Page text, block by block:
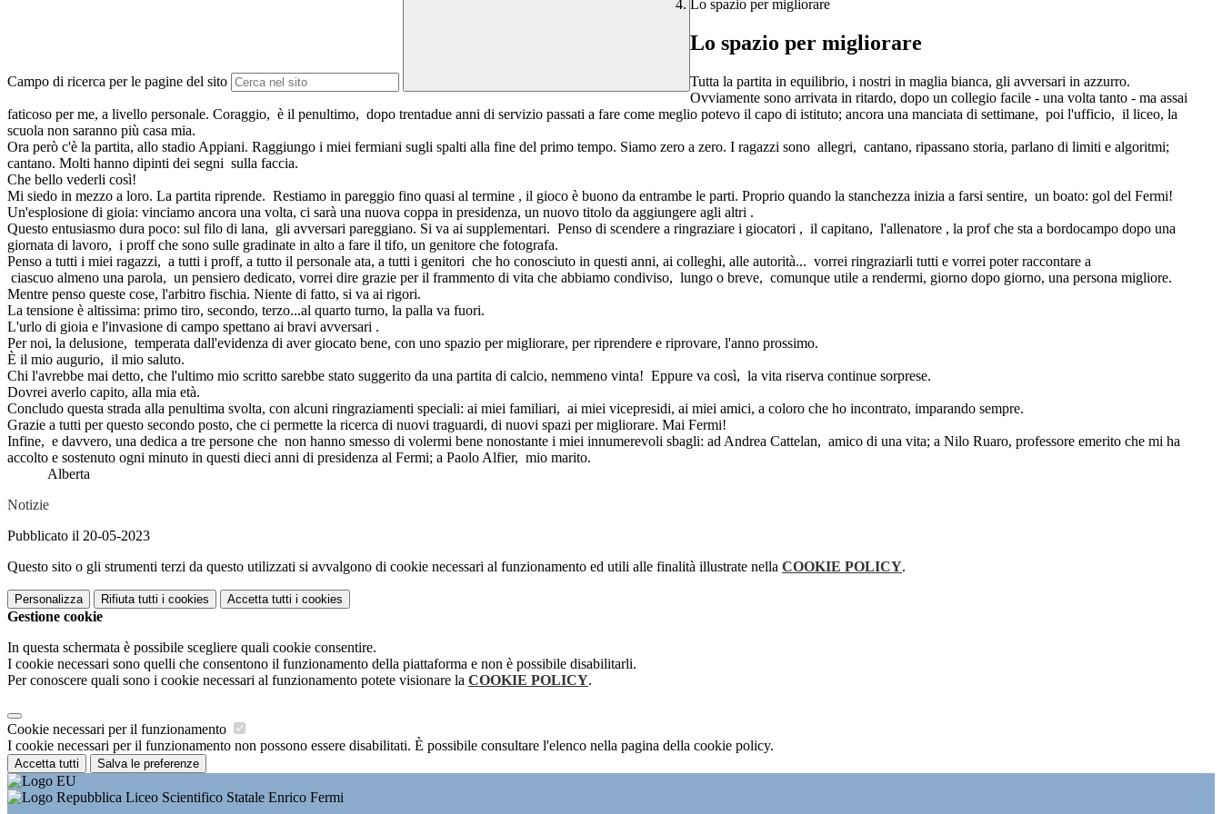
Campo di ricerca per le pagine del sito
Lo spazio per migliorare
Lo spazio per migliorare
Tutta la partita in equilibrio, i nostri in maglia bianca, gli avversari in azzurro.
Ovviamente sono arrivata in ritardo, dopo un collegio facile - una volta tanto - ma assai
faticoso per me, a livello personale. Coraggio, è il penultimo, dopo trentadue anni di servizio passati a fare come meglio potevo il capo di istituto; ancora una manciata di settimane, poi l'ufficio, il liceo, la
scuola non saranno più casa mia.
Ora però c'è la partita, allo stadio Appiani. Raggiungo i miei fermiani sugli spalti alla fine del primo tempo. Siamo zero a zero. I ragazzi sono allegri, cantano, ripassano storia, parlano di limiti e algoritmi;
cantano. Molti hanno dipinti dei segni sulla faccia.
Che bello vederli così!
Mi siedo in mezzo a loro. La partita riprende. Restiamo in pareggio fino quasi al termine , il gioco è buono da entrambe le parti. Proprio quando la stanchezza inizia a farsi sentire, un boato: gol del Fermi!
Un'esplosione di gioia: vinciamo ancora una volta, ci sarà una nuova coppa in presidenza, un nuovo titolo da aggiungere agli altri .
Questo entusiasmo dura poco: sul filo di lana, gli avversari pareggiano. Si va ai supplementari. Penso di scendere a ringraziare i giocatori , il capitano, l'allenatore , la prof che sta a bordocampo dopo una
giornata di lavoro, i proff che sono sulle gradinate in alto a fare il tifo, un genitore che fotografa.
Penso a tutti i miei ragazzi, a tutti i proff, a tutto il personale ata, a tutti i genitori che ho conosciuto in questi anni, ai colleghi, alle autorità... vorrei ringraziarli tutti e vorrei poter raccontare a
ciascuo almeno una parola, un pensiero dedicato, vorrei dire grazie per il frammento di vita che abbiamo condiviso, lungo o breve, comunque utile a rendermi, giorno dopo giorno, una persona migliore.
Mentre penso queste cose, l'arbitro fischia. Niente di fatto, si va ai rigori.
La tensione è altissima: primo tiro, secondo, terzo...al quarto turno, la palla va fuori.
L'urlo di gioia e l'invasione di campo spettano ai bravi avversari .
Per noi, la delusione, temperata dall'evidenza di aver giocato bene, con uno spazio per migliorare, per riprendere e riprovare, l'anno prossimo.
È il mio augurio, il mio saluto.
Chi l'avrebbe mai detto, che l'ultimo mio scritto sarebbe stato suggerito da una partita di calcio, nemmeno vinta! Eppure va così, la vita riserva continue sorprese.
Dovrei averlo capito, alla mia età.
Concludo questa strada alla penultima svolta, con alcuni ringraziamenti speciali: ai miei familiari, ai miei vicepresidi, ai miei amici, a coloro che ho incontrato, imparando sempre.
Grazie a tutti per questo secondo posto, che ci permette la ricerca di nuovi traguardi, di nuovi spazi per migliorare. Mai Fermi!
Infine, e davvero, una dedica a tre persone che non hanno smesso di volermi bene nonostante i miei innumerevoli sbagli: ad Andrea Cattelan, amico di una vita; a Nilo Ruaro, professore emerito che mi ha
accolto e sostenuto ogni minuto in questi dieci anni di presidenza al Fermi; a Paolo Alfier, mio marito.
Alberta
Notizie
Pubblicato il 20-05-2023
Questo sito o gli strumenti terzi da questo utilizzati si avvalgono di cookie necessari al funzionamento ed utili alle finalità illustrate nella COOKIE POLICY.
Personalizza Rifiuta tutti i cookies Accetta tutti i cookies
Gestione cookie
In questa schermata è possibile scegliere quali cookie consentire.
I cookie necessari sono quelli che consentono il funzionamento della piattaforma e non è possibile disabilitarli.
Per conoscere quali sono i cookie necessari al funzionamento potete visionare la COOKIE POLICY.
Cookie necessari per il funzionamento
I cookie necessari per il funzionamento non possono essere disabilitati. È possibile consultare l'elenco nella pagina della cookie policy.
Accetta tutti Salva le preferenze
Liceo Scientifico Statale Enrico Fermi